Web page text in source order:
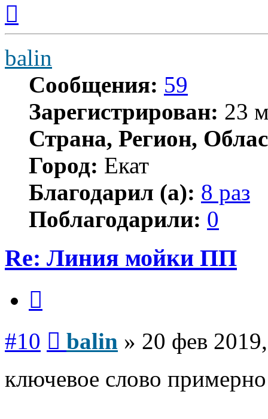
началу
balin
Сообщения: 59
Зарегистрирован: 23
Страна, Регион,
Город: Екат
Благодарил (а): 8 раз
Поблагодарили: 0
Re: Линия мойки ПП
#10 balin » 20 фев
ключевое слово примерно